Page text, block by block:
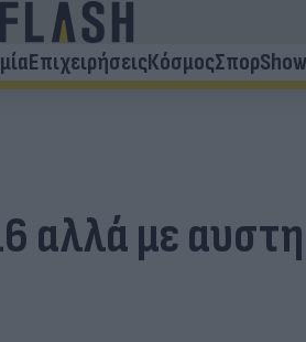
ΕπιχειρήσειςΚόσμοςΣπορ
αλλά με